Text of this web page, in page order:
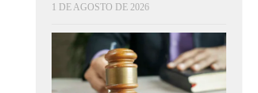
1 DE AGOSTO DE 2026